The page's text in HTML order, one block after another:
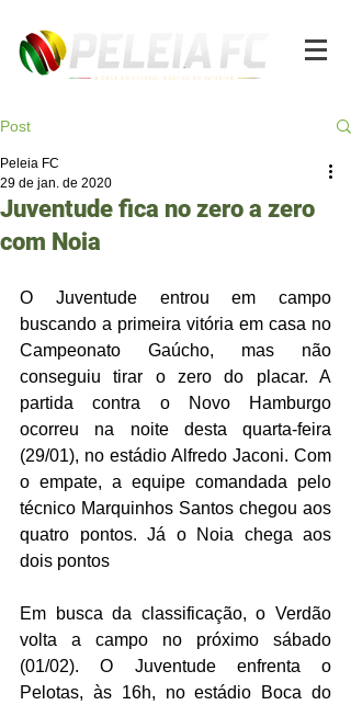
Post
Juventude fica no zero a zero
com Noia
Peleia FC
29 de jan. de 2020
O Juventude entrou em campo
buscando a primeira vitória em casa no
Campeonato Gaúcho, mas não
conseguiu tirar o zero do placar. A
partida contra o Novo Hamburgo
ocorreu na noite desta quarta-feira
(29/01), no estádio Alfredo Jaconi. Com
o empate, a equipe comandada pelo
técnico Marquinhos Santos chegou aos
quatro pontos. Já o Noia chega aos
dois pontos
Em busca da classificação, o Verdão
volta a campo no próximo sábado
(01/02). O Juventude enfrenta o
Pelotas, às 16h, no estádio Boca do